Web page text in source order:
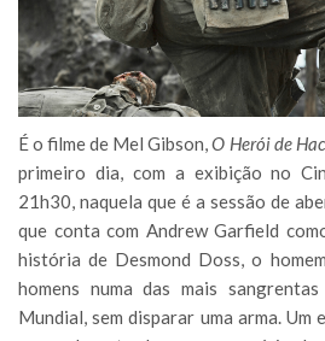
É o filme de Mel Gibson,O Herói de
primeiro dia, com a exibição no
21h30, naquela que é a sessão de
que conta com Andrew Garfield
história de Desmond Doss, o
homens numa das mais
Mundial, sem disparar uma arma. Um